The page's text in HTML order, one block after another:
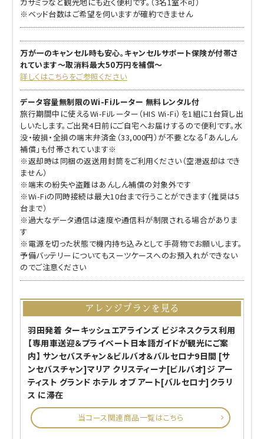
※ベッド台数はご希望を伺いますが確約できません
万が一のキャンセル時も安心。キャンセルサポート保険が付帯さ
れています～取消料最大50万円を補償～
詳しくはこちらをご参照ください
データ容量無制限のWi-Fiルーター 無料レンタル付
旅行期間中に使えるWi-Fiルーター（HIS Wi-Fi）を1組に1台貸し出
しいたします。ご出発4日前にご自宅へお届けするので便利です。水
没・破損・全損の端末弁済金（33,000円）が不要となる「あんしん
補償」も付帯されています※
※返却時は同梱の返送用封筒をご利用ください（空港返却はでき
ません）
※端末の紛失や盗難はあんしん補償の対象外です
※Wi-Fiの同時接続は最大10台まで行うことができます（推奨は5
台まで）
※過大なデータ通信は速度や通信料が制限される場合がありま
す
※電源を切った状態で機内持ち込みとして手荷物でお願いします。
予備バッテリーについてもスーツケースへのお預入れができない
のでご注意ください
アレンジプランを見る
羽田発着 ターキッシュエアラインズ ビジネスクラス利用
【専用車送迎＆プライベート日本語ガイドが観光にご案
内】 サンセバスチャン＆ビルバオ＆バルセロナ9日間 [サ
ンセバスチャン]マリア クリスティーナ[ビルバオ]ジ アー
ティスト グランド ホテル オブ アート[バルセロナ]クラリ
ス に滞在
当コース関連商品一覧はこちら